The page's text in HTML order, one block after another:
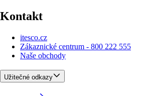
Kontakt
itesco.cz
Zákaznické centrum - 800 222 555
Naše obchody
Užitečné odkazy